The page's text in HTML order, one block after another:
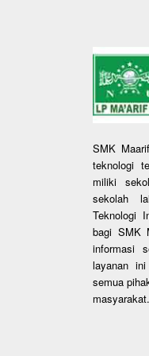
SMK
teknologi
miliki
sekolah
Teknologi
bagi SMK
informasi
layanan
semua
masyarakat.